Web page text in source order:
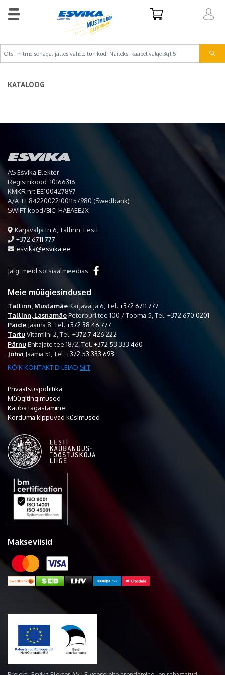
KATALOOG
AS Esvika Elekter
Registrikood: 10166316
KMKR nr: EE100427897
A/A: EE842200221001157980 (Swedbank)
SWIFT kood/BIC: HABAEE2X
Karjavälja tn 6, Tallinn, Eesti
+372 6711 777
esvika@esvika.ee
Jälgi meid sotsiaalmeedias
Meie müügiesindused
Tallinn, MustamäeKarjavälja 6, Tel. +372 6711 777
Tallinn, LasnamäePeterburi tee 100 / Tooma 5, Tel. +372 670 0201
Paide Jaama 8, Tel. +372 38 46 777
Tartu Vitamiini 2, Tel. +372 7 426 222
Pärnu Ehitajate tee 18/2, Tel. +372 53 333 460
Jõhvi Jaama 51, Tel. +372 53 333 693
KÕIK KONTAKTID LEIAD SIIT
Privaatsuspoliitika
Müügitingimused
Kauba tagastamine
Korduma kippuvad küsimused
Makseviisid